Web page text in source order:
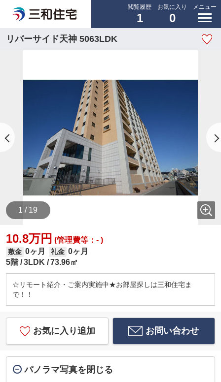
閲覧履歴
1
お気に入り
0
メニュー
リバーサイド天神 5063LDK
1 / 19
10.8万円 (管理費等：- )
敷金 0ヶ月 礼金 0ヶ月
5階 3LDK 73.96㎡
☆リモート紹介・ご案内実施中★お部屋探しは三和住宅ま
で！！
お気に入り追加 お問い合わせ
パノラマ写真を閉じる